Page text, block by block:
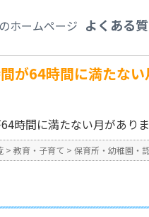
よくある
が64時間に満たな
時間に満たない月があり
> 教育・子育て > 保育所・幼稚園・